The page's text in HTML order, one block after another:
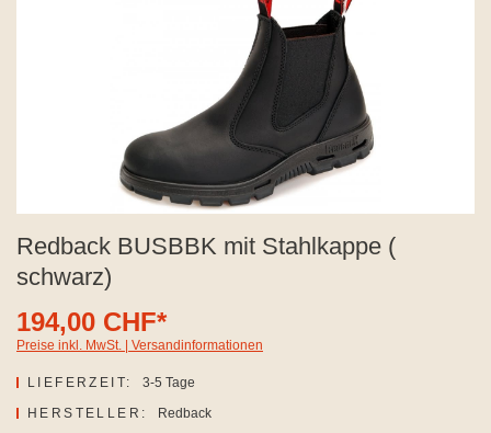
Redback BUSBBK mit Stahlkappe (
schwarz)
194,00 CHF*
Preise inkl. MwSt. | Versandinformationen
LIEFERZEIT:
3-5 Tage
HERSTELLER:
Redback